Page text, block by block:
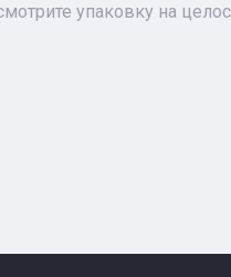
упаковку на